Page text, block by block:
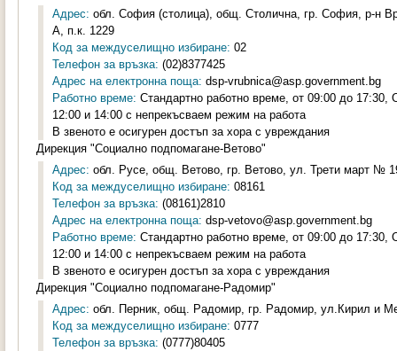
Адрес: обл. София (столица), общ. Столична, гр. София, р-н
А, п.к. 1229
Код за междуселищно избиране: 02
Телефон за връзка: (02)8377425
Адрес на електронна поща: dsp-vrubnica@asp.government.bg
Работно време: Стандартно работно време, от 09:00 до
12:00 и 14:00 с непрекъсваем режим на работа
В звеното е осигурен достъп за хора с увреждания
Дирекция "Социално подпомагане-Ветово"
Адрес: обл. Русе, общ. Ветово, гр. Ветово, ул. Трети март №
Код за междуселищно избиране: 08161
Телефон за връзка: (08161)2810
Адрес на електронна поща: dsp-vetovo@asp.government.bg
Работно време: Стандартно работно време, от 09:00 до
12:00 и 14:00 с непрекъсваем режим на работа
В звеното е осигурен достъп за хора с увреждания
Дирекция "Социално подпомагане-Радомир"
Адрес: обл. Перник, общ. Радомир, гр. Радомир, ул.Кирил и
Код за междуселищно избиране: 0777
Телефон за връзка: (0777)80405